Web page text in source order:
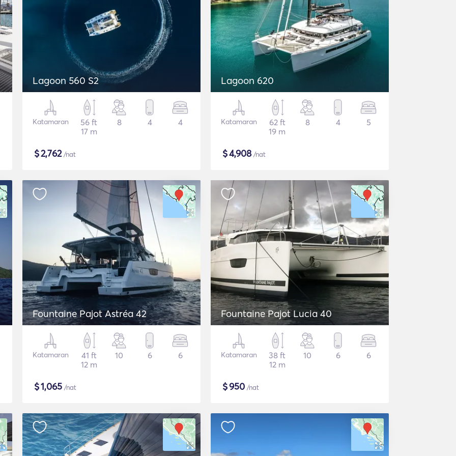
Lagoon 560 S2
Katamaran
56 ft
17 m
8 4 4
$2,762/nat
Lagoon 620
Katamaran
62 ft
19 m
8 4 5
$4,908/nat
Fountaine Pajot Astréa 42
Katamaran
41 ft
12 m
10 6 6
$1,065 /nat
Fountaine Pajot Lucia 40
Katamaran
38 ft
12 m
10 6 6
$950 /nat